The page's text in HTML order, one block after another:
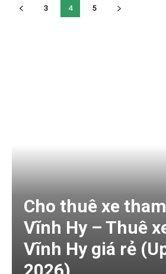
3 4 5
Cho thuê xe
Vĩnh Hy – Thuê
Vĩnh Hy giá rẻ